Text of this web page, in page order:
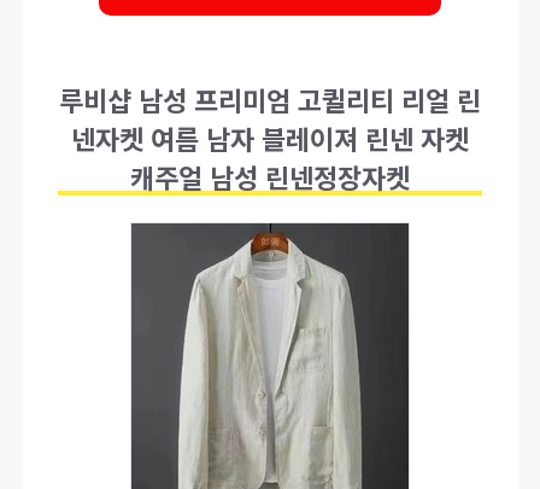
루비샵 남성 프리미엄 고퀼리티 리얼 린
넨자켓 여름 남자 블레이져 린넨 자켓
캐주얼 남성 린넨정장자켓